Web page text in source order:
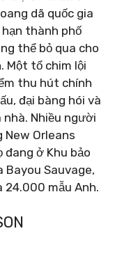
dã quốc gia
thành phố
thể bỏ qua cho
Một tổ chim lội
thu hút chính
đại bàng hói và
nhà. Nhiều người
New Orleans
đang ở Khu bảo
Bayou Sauvage,
24.000 mẫu Anh.